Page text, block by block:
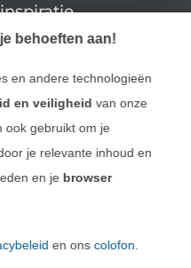
naar deFrançais
Wissel naar de
behoeften aan!
en andere technologieën
en veiligheid van onze
ook gebruikt om je
je relevante inhoud en
en je browser
en ons colofon